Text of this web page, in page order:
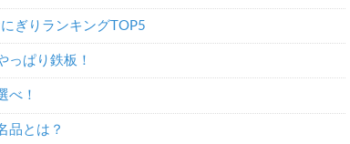
ぎりランキングTOP5
っぱり鉄板！
べ！
品とは？